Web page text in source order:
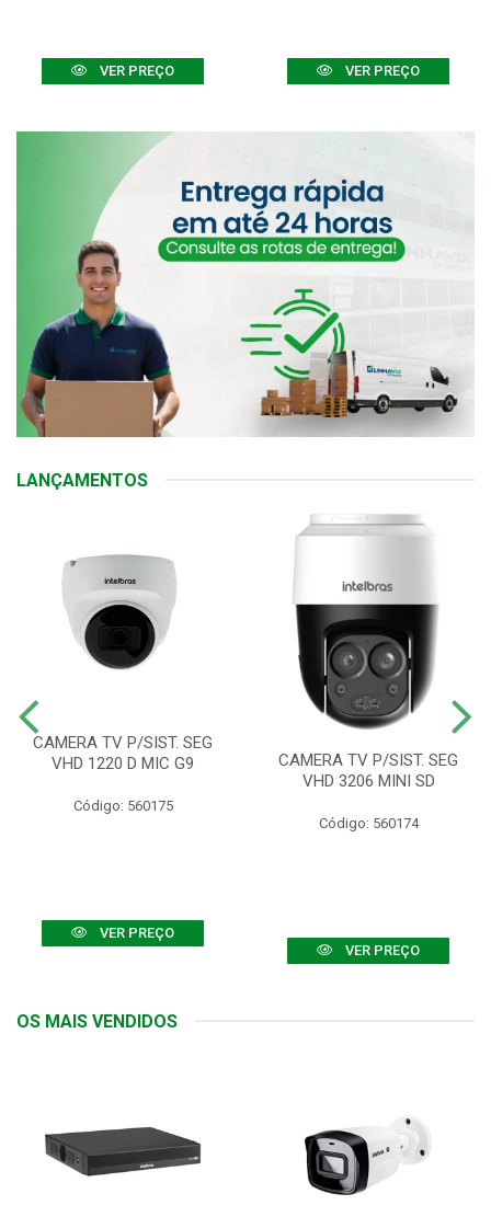
VER PREÇO VER PREÇO
LANÇAMENTOS
CAMERA TV P/SIST. SEG
VHD 1220 D MIC G9
Código: 560175
VER PREÇO
CAMERA TV P/SIST. SEG
VHD 3206 MINI SD
Código: 560174
VER PREÇO
OS MAIS VENDIDOS